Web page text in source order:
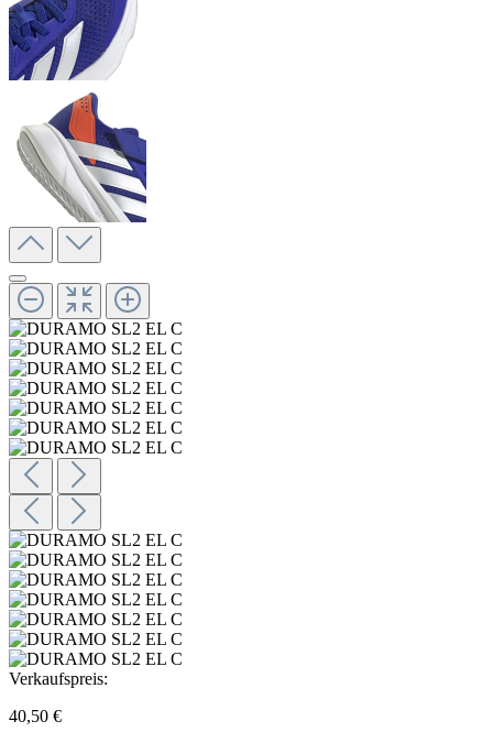
Verkaufspreis:
40,50 €